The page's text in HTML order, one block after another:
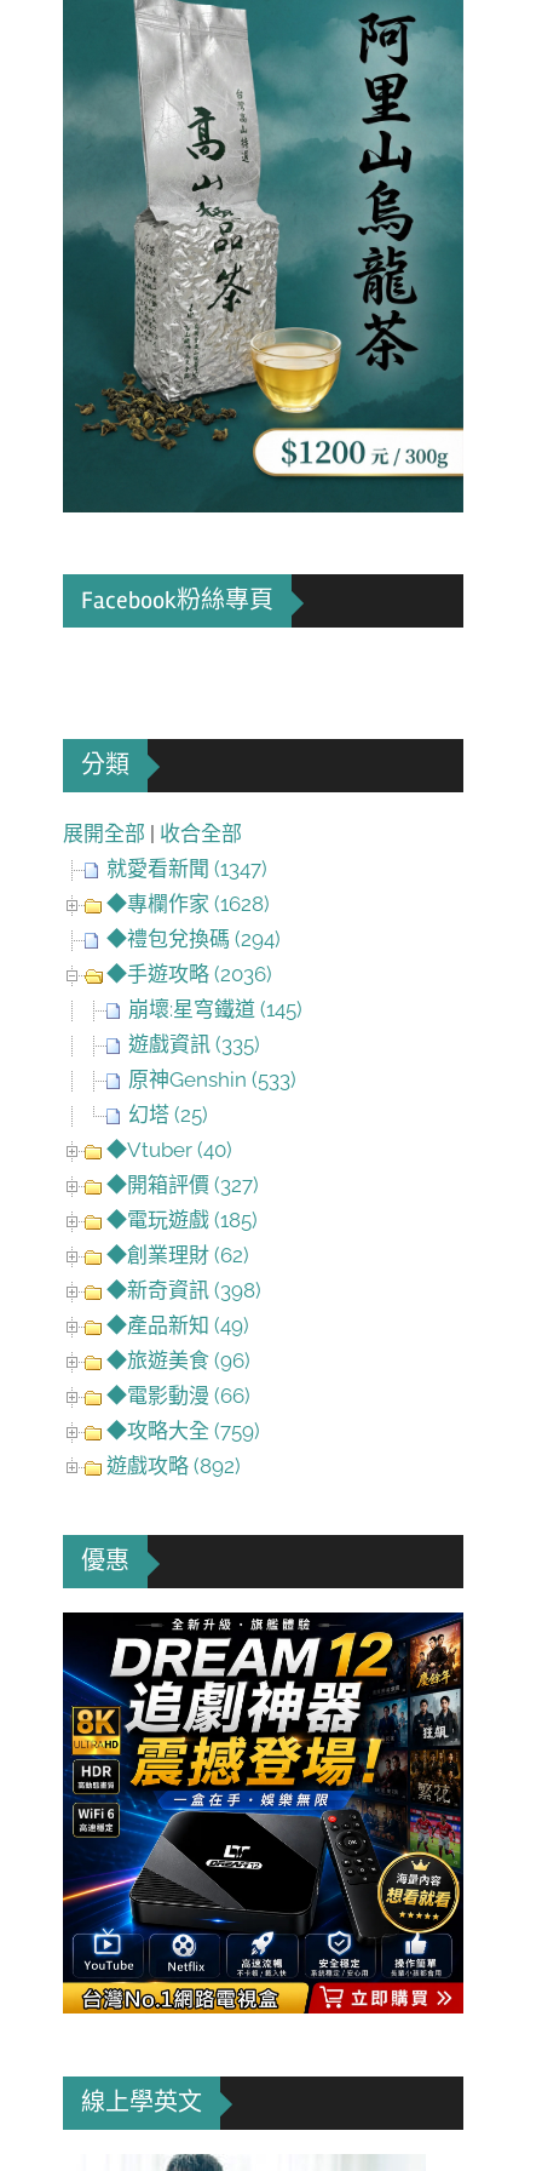
Facebook粉絲專頁
分類
展開全部 | 收合全部
就愛看新聞 (1347)
◆專欄作家 (1628)
◆禮包兌換碼 (294)
◆手遊攻略 (2036)
崩壞:星穹鐵道 (145)
遊戲資訊 (335)
原神Genshin (533)
幻塔 (25)
◆Vtuber (40)
◆開箱評價 (327)
◆電玩遊戲 (185)
◆創業理財 (62)
◆新奇資訊 (398)
◆產品新知 (49)
◆旅遊美食 (96)
◆電影動漫 (66)
◆攻略大全 (759)
遊戲攻略 (892)
優惠
線上學英文